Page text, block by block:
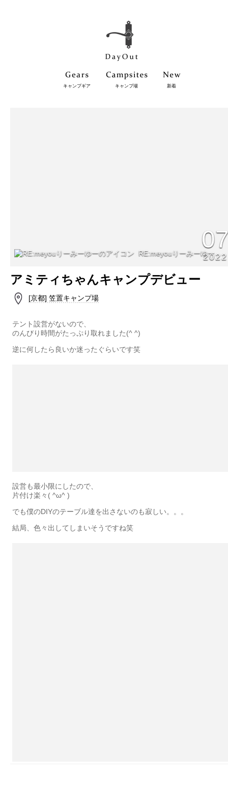
キャンプギア キャンプ場 新着
RE:meyouりーみーゆー2022
アミティちゃんキャンプデビュー
[京都] 笠置キャンプ場
テント設営がないので、
のんびり時間がたっぷり取れました(^ ^)
逆に何したら良いか迷ったぐらいです笑
設営も最小限にしたので、
片付け楽々( ^ω^ )
でも僕のDIYのテーブル達を出さないのも寂しい。。。
結局、色々出してしまいそうですね笑